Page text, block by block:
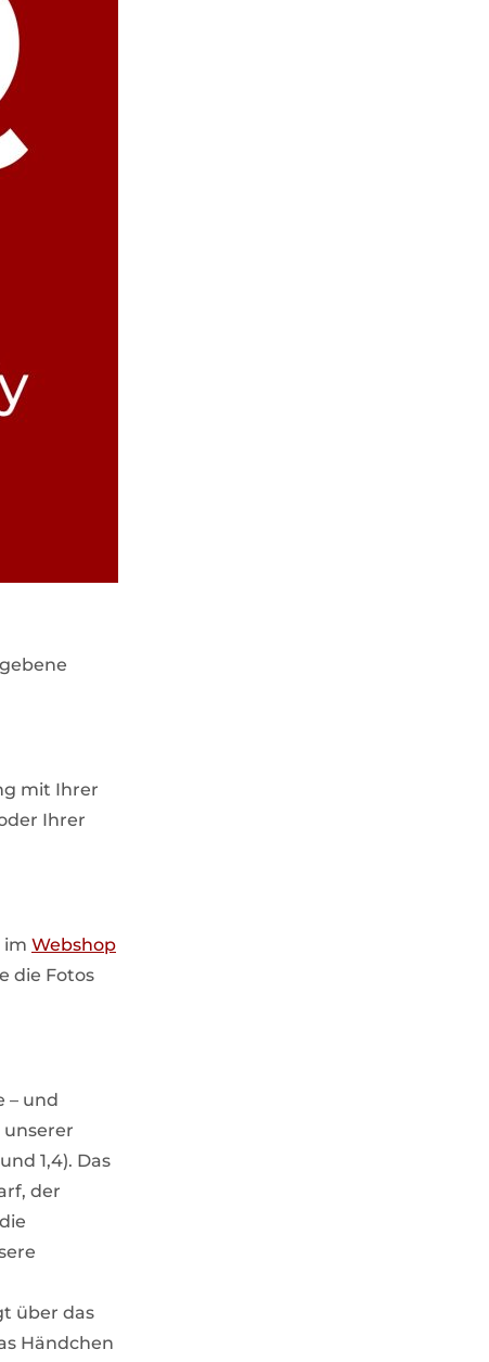
mit Ihrer
Ihrer
im Webshop
die Fotos
– und
1,4). Das
der
über das
Händchen